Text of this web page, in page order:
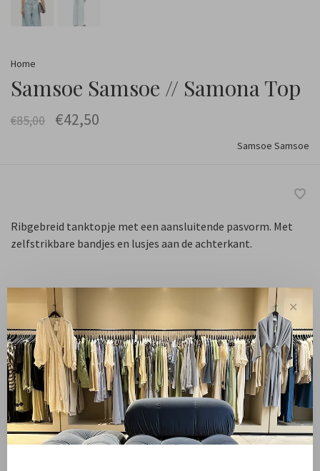
Home
Samsoe Samsoe // Samona Top
€85,00 €42,50
Samsoe Samsoe
Ribgebreid tanktopje met een aansluitende pasvorm. Met
zelfstrikbare bandjes en lusjes aan de achterkant.
Maat :
XS S M L
Aantal: +
-
Toevoegen aan winkelwagen
shipping from NL €100 / EU1 €200
Delivery time
✕